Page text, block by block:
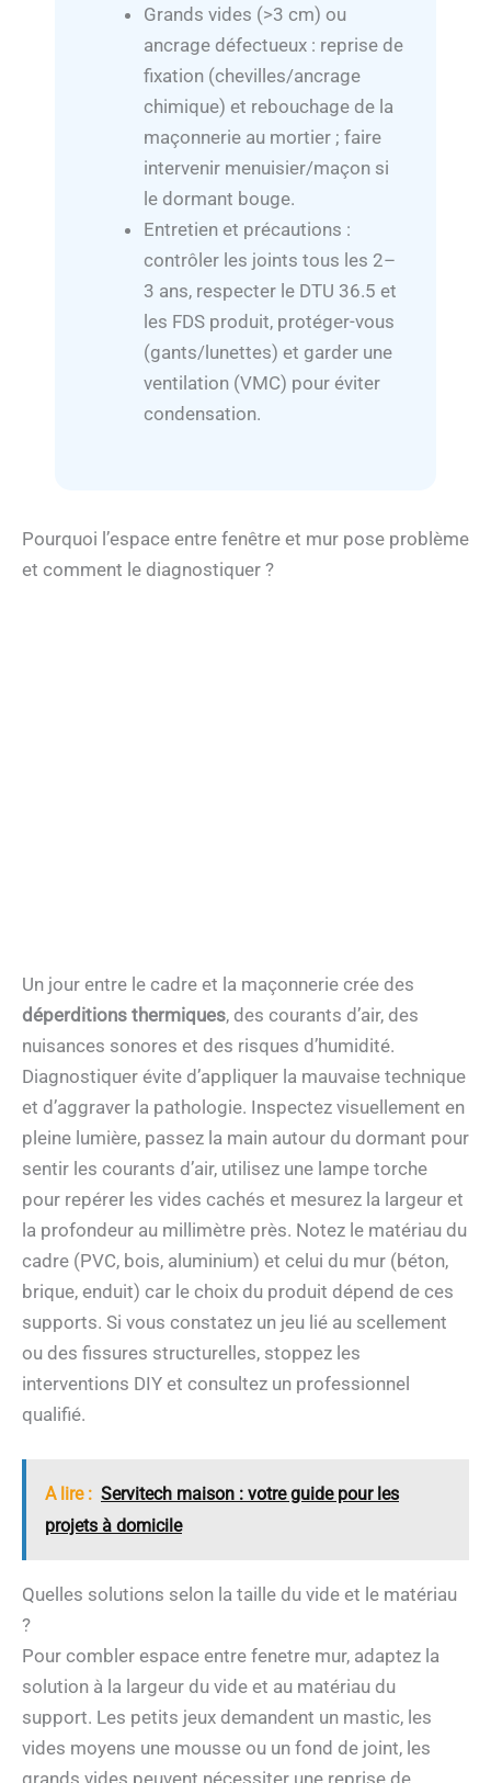
Grands vides (>3 cm) ou
ancrage défectueux : reprise de
fixation (chevilles/ancrage
chimique) et rebouchage de la
maçonnerie au mortier ; faire
intervenir menuisier/maçon si
le dormant bouge.
Entretien et précautions :
contrôler les joints tous les 2–
3 ans, respecter le DTU 36.5 et
les FDS produit, protéger-vous
(gants/lunettes) et garder une
ventilation (VMC) pour éviter
condensation.
Pourquoi l’espace entre fenêtre et mur pose problème
et comment le diagnostiquer ?
Un jour entre le cadre et la maçonnerie crée des
déperditions thermiques, des courants d’air, des
nuisances sonores et des risques d’humidité.
Diagnostiquer évite d’appliquer la mauvaise technique
et d’aggraver la pathologie. Inspectez visuellement en
pleine lumière, passez la main autour du dormant pour
sentir les courants d’air, utilisez une lampe torche
pour repérer les vides cachés et mesurez la largeur et
la profondeur au millimètre près. Notez le matériau du
cadre (PVC, bois, aluminium) et celui du mur (béton,
brique, enduit) car le choix du produit dépend de ces
supports. Si vous constatez un jeu lié au scellement
ou des fissures structurelles, stoppez les
interventions DIY et consultez un professionnel
qualifié.
A lire : Servitech maison : votre guide pour les
projets à domicile
Quelles solutions selon la taille du vide et le matériau
?
Pour combler espace entre fenetre mur, adaptez la
solution à la largeur du vide et au matériau du
support. Les petits jeux demandent un mastic, les
vides moyens une mousse ou un fond de joint, les